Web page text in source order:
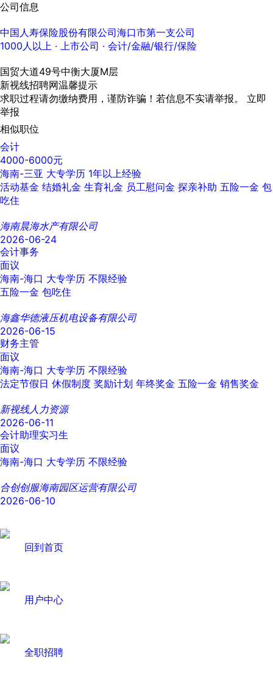
公司信息
中国人寿保险股份有限公司海口市第一支公司
1000人以上 · 上市公司 · 会计/金融/银行/保险
国贸大道49号中衡大厦M层
新视线招聘网温馨提示
求职过程请勿缴纳费用，谨防诈骗！若信息不实请举报。 立即
举报
相似职位
会计
4000-6000元
海南-三亚 大专学历 1年以上经验
活动基金 结婚礼金 生育礼金 员工慰问金 探亲补助 五险一金 包
吃住
海南晨海水产有限公司
2026-06-24
会计事务
面议
海南-海口 大专学历 不限经验
五险一金 包吃住
海鑫华德液压机电设备有限公司
2026-06-15
财务主管
面议
海南-海口 大专学历 不限经验
法定节假日 休假制度 奖励计划 年终奖金 五险一金 销售奖金
新视线人力资源
2026-06-11
会计助理实习生
面议
海南-海口 大专学历 不限经验
合创创服海南园区运营有限公司
2026-06-10
回到首页
用户中心
全职招聘